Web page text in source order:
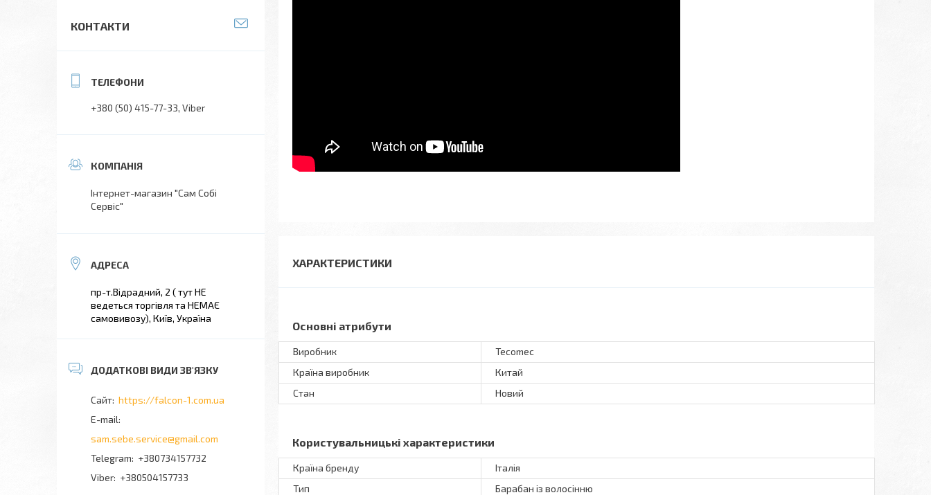
ХАРАКТЕРИСТИКИ
Основні атрибути
Виробник
Tecomec
Країна виробник
Китай
Стан
Новий
Користувальницькі характеристики
Країна бренду
Італія
Тип
Барабан із волосінню
КОНТАКТИ
+380 (50) 415-77-33 Viber
Інтернет-магазин "Сам Собі
Сервіс"
пр-т.Відрадний, 2 ( тут НЕ
ведеться торгівля та НЕМАЄ
самовивозу), Київ, Україна
https://falcon-1.com.ua
sam.sebe.service@gmail.com
+380734157732
+380504157733